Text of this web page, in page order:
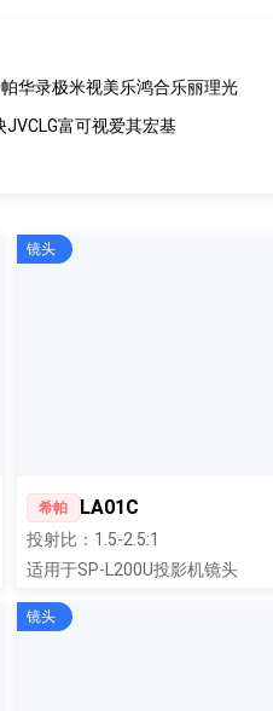
华录极米视美乐鸿合乐丽理光
JVCLG富可视爱其宏基
希帕 LA01C
投射比：1.5-2.5:1
适用于SP-L200U投影机镜头
镜头
镜头